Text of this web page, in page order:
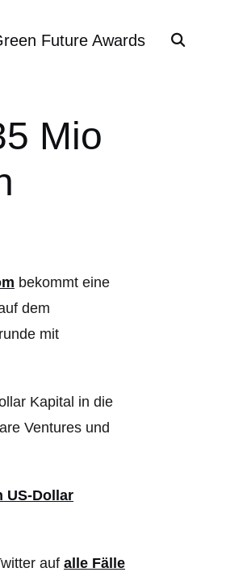
Future Awards
Mio
bekommt eine
dem
mit
Kapital in die
Ventures und
US-Dollar
auf alle Fälle